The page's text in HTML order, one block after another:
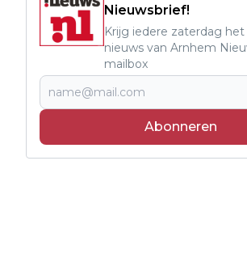
Nieuwsbrief!
Krijg iedere zaterdag
nieuws van Arnhem
mailbox
Abonneren